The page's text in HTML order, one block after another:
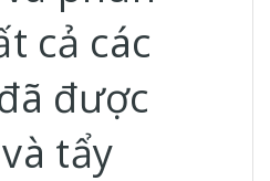
cả các
được
tẩy